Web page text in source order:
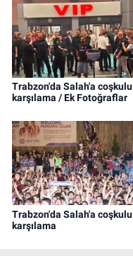
Trabzon'da Salah'a coşkulu
karşılama / Ek Fotoğraflar
Trabzon'da Salah'a coşkulu
karşılama